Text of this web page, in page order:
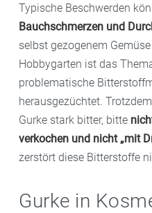
Typische Beschwerden
Bauchschmerzen und
selbst gezogenem
Hobbygarten ist das
problematische
herausgezüchtet.
Gurke stark bitter, bitte
verkochen und nicht „mit
zerstört diese Bitterstoffe
Gurke in